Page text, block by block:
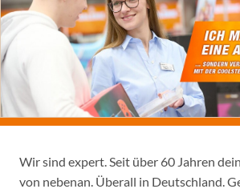
Wir sind expert. Seit über 60 Jahren
von nebenan. Überall in Deutschland.